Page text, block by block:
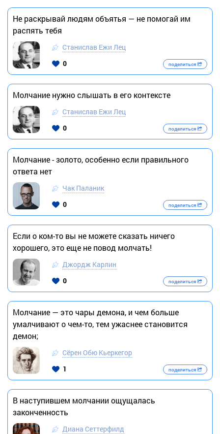
Не раскрывай людям объятья — не помогай им
распять тебя
Станислав Ежи Лец
0
поделиться
Молчание нужно слышать в его контексте
Станислав Ежи Лец
0
поделиться
Молчание - золото, особенно если правильного
ответа нет
Чак Паланик
0
поделиться
Если о ком-то вы не можете сказать ничего
хорошего, это еще не повод молчать!
Джордж Карлин
0
поделиться
Молчание — это чары демона, и чем больше
умалчивают о чем-то, тем ужаснее становится
демон;
Сёрен Обю Кьеркегор
1
поделиться
В наступившем молчании ощущалась
законченность
Диана Сеттерфилд